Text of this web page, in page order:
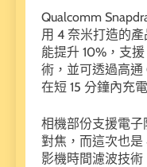
Qualcomm
用 4 奈米打造的
能提升 10%，支
術，並可透過高通
在短 15 分鐘內充
相機部份支援電子
對焦，而這次也
影機時間濾波技術